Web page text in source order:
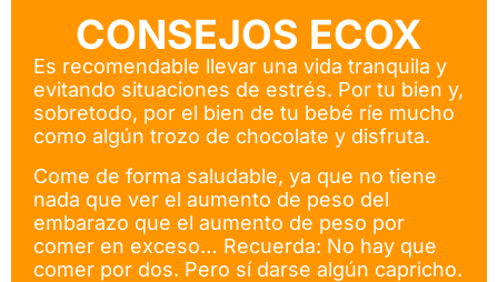
CONSEJOS ECOX
Es recomendable llevar una vida tranquila y
evitando situaciones de estrés. Por tu bien y,
sobretodo, por el bien de tu bebé ríe mucho
como algún trozo de chocolate y disfruta.
Come de forma saludable, ya que no tiene
nada que ver el aumento de peso del
embarazo que el aumento de peso por
comer en exceso… Recuerda: No hay que
comer por dos. Pero sí darse algún capricho.